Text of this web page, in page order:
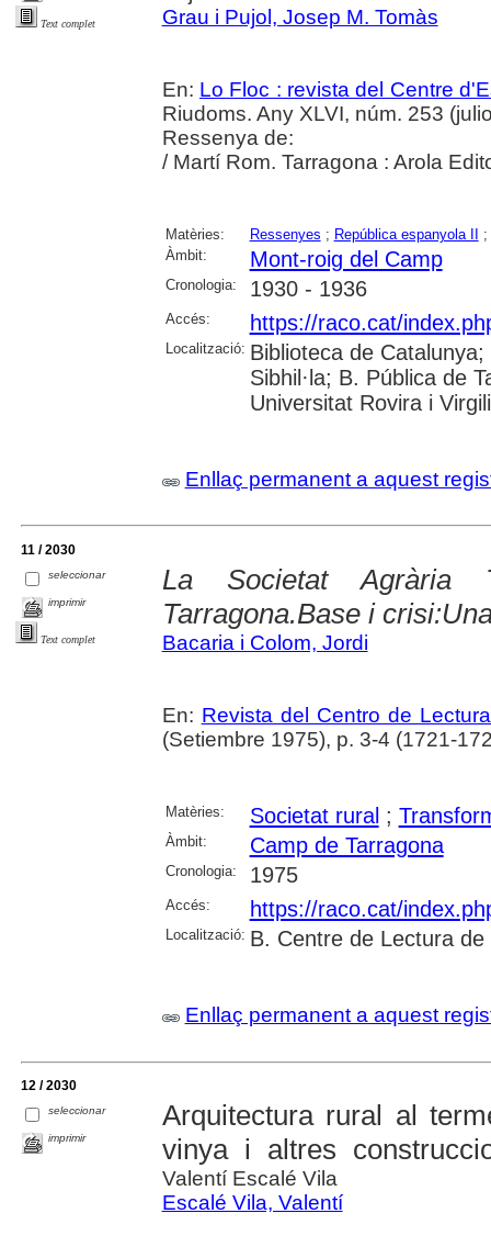
Text complet
Grau i Pujol, Josep M. Tomàs
En: Lo Floc : revista del Centre
Riudoms. Any XLVI, núm. 253
Ressenya de:
/ Martí Rom. Tarragona : Arola
Matèries: Ressenyes ; República espanyola II
;
Àmbit:
Mont-roig del Camp
Cronologia: 1930 - 1936
Accés: https://raco.cat/
Localització: Biblioteca de
Sibhil·la; B. Pública de
Universitat Rovira i Virgili
Enllaç permanent a aquest
11 / 2030
seleccionar
imprimir
Text complet
La Societat Agrària
Tarragona.Base i
Bacaria i Colom, Jordi
En: Revista del Centro de
(Setiembre 1975), p. 3-4 (1721-
Matèries: Societat rural ;
Àmbit: Camp de Tarragona
Cronologia: 1975
Accés: https://raco.cat/
Localització: B. Centre de Lectura de
Enllaç permanent a aquest
12 / 2030
seleccionar
imprimir
Arquitectura rural al
vinya i altres
Valentí Escalé Vila
Escalé Vila, Valentí